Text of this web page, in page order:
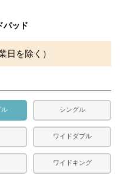
用は絶対にお避けください。
、単独洗いをお勧めします。
現するよう心がけております
でる場合がございますのでご了
パッド
日を除く）
ル シングル
ワイドダブル
ワイドキング